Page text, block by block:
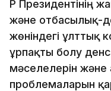
ҚР Президентінің
және отбасылық-
жөніндегі ұлттық
ұрпақты болу
мәселелерін және
проблемаларын